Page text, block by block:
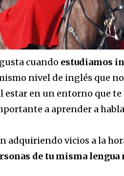
cuando estudiamos
nivel de inglés que
estar en un entorno que
a aprender a
adquiriendo vicios a la
de tu misma lengua